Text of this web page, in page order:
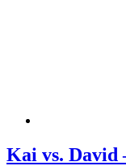
Kai vs. David